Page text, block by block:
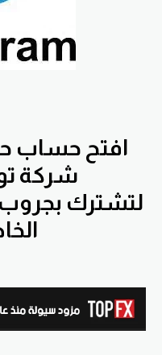
افتح حساب
شركة